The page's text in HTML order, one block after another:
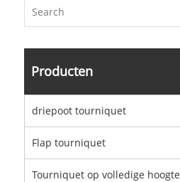
Producten
driepoot tourniquet
Flap tourniquet
Tourniquet op volledige hoogte